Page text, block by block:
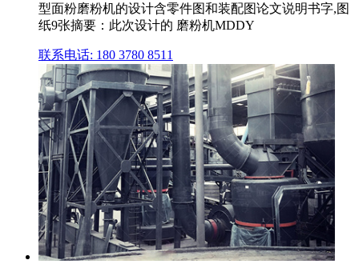
型面粉磨粉机的设计含零件图和装配图论文说明书字,图
纸9张摘要：此次设计的 磨粉机MDDY
联系电话: 180 3780 8511